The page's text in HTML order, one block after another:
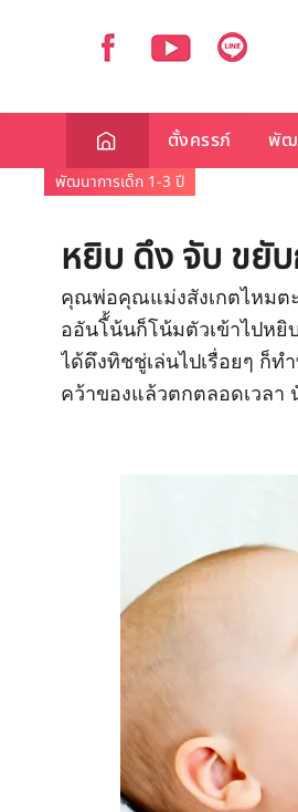
ตั้งครรภ์ พัฒ
พัฒนาการเด็ก 1-3 ปี
หยิบ ดึง จับ ขยั
คุณพ่อคุณแม่งสังเกตไหมตะ
ออันโ้้น้นก็โน้มตัวเข้าไปหยิ
ได้ดึงทิชชู่เล่นไปเรื่อยๆ ก็
คว้าของแล้วตกตลอดเวลา